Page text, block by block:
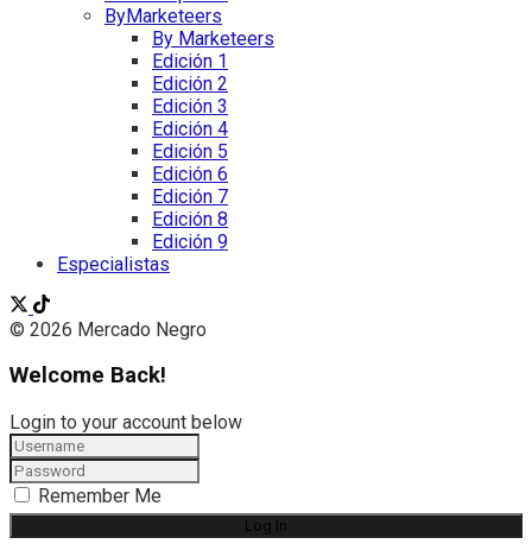
ByMarketeers
By Marketeers
Edición 1
Edición 2
Edición 3
Edición 4
Edición 5
Edición 6
Edición 7
Edición 8
Edición 9
Especialistas
© 2026 Mercado Negro
Welcome Back!
Login to your account below
Remember Me